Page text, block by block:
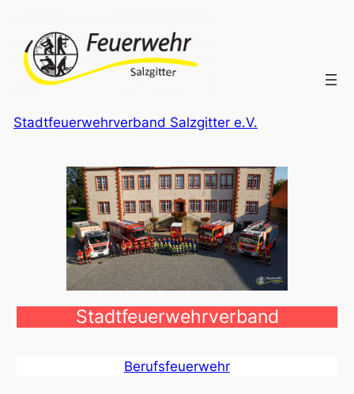
Inhalt
springen
Stadtfeuerwehrverband Salzgitter e.V.
Stadtfeuerwehrverband
Berufsfeuerwehr